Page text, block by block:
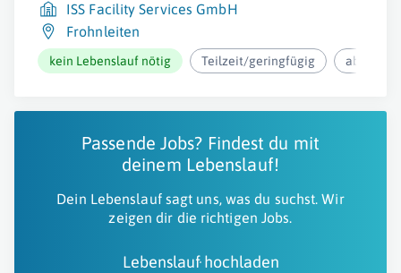
ISS Facility Services GmbH
Frohnleiten
kein Lebenslauf nötig Teilzeit/geringfügig ab
Passende Jobs? Findest du mit
deinem Lebenslauf!
Dein Lebenslauf sagt uns, was du suchst. Wir
zeigen dir die richtigen Jobs.
Lebenslauf hochladen